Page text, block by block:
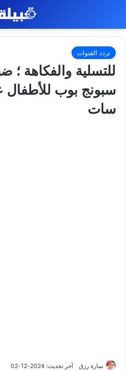
تردد القنوات
للتسلية والفكاهة ؛
سبونج بوب للأطفال
سات
سارة رزق آخر تحديث: 2024-12-02